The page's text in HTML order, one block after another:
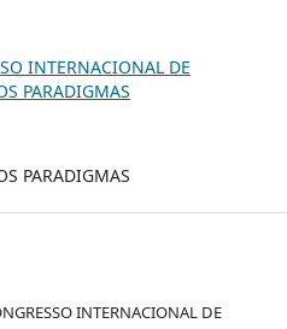
INTERNACIONAL DE
PARADIGMAS
PARADIGMAS
INTERNACIONAL DE